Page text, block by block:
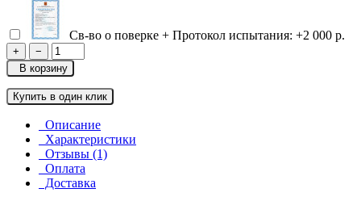
Св-во о поверке + Протокол испытания: +2 000 р.
+
−
В корзину
Купить в один клик
Описание
Характеристики
Отзывы (1)
Оплата
Доставка